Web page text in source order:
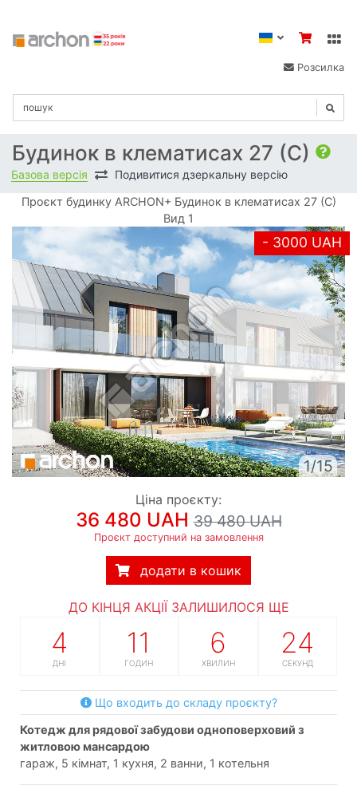
Розсилка
Будинок в клематисах 27 (С)
Базова версія Подивитися дзеркальну версію
Проєкт будинку ARCHON+ Будинок в клематисах 27 (С)
Вид 1
- 3000 UAH
1/15
Ціна проєкту:
36 480 UAH39 480 UAH
Проєкт доступний на замовлення
додати в кошик
ДО КІНЦЯ АКЦІЇ ЗАЛИШИЛОСЯ ЩЕ
4
ДНІ
11
ГОДИН
6
ХВИЛИН
23
СЕКУНД
Що входить до складу проєкту?
котедж для рядової забудови одноповерховий з
житловою мансардою
гараж, 5 кімнат, 1 кухня, 2 ванни, 1 котельня